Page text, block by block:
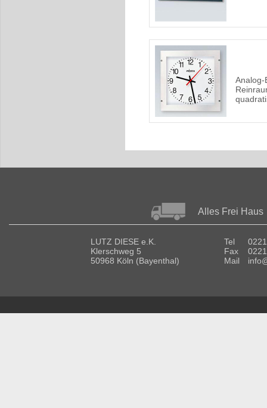
Analog-
Alles Frei Haus
LUTZ DIESE e.K.
Klerschweg 5
50968 Köln (Bayenthal)
Tel
Fax
Mail